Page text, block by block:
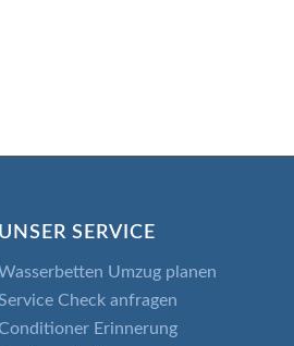
UNSER SERVICE
Umzug planen
Check anfragen
Conditioner Erinnerung